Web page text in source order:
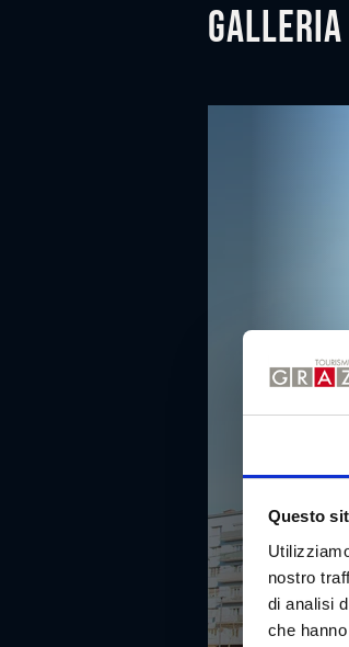
Questo
nostro
di analisi
che
Galleria